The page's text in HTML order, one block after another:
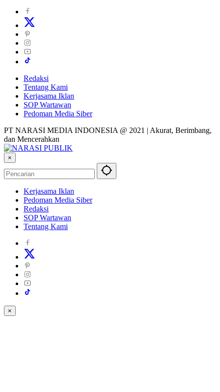
Redaksi
Tentang Kami
Kerjasama Iklan
SOP Wartawan
Pedoman Media Siber
PT NARASI MEDIA INDONESIA @ 2021 | Akurat, Berimbang,
dan Mencerahkan
×
Kerjasama Iklan
Pedoman Media Siber
Redaksi
SOP Wartawan
Tentang Kami
×